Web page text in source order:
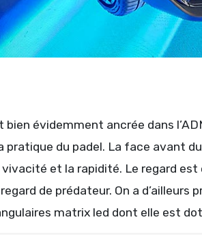
bien évidemment ancrée dans
pratique du padel. La face avant
et la rapidité. Le regard
de prédateur. On a d’ailleurs
matrix led dont elle est